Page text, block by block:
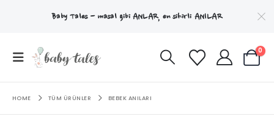
Baby Tales - masal gibiANLAR, en sihirli ANILAR
0
HOME TÜM ÜRÜNLER BEBEK ANILARI